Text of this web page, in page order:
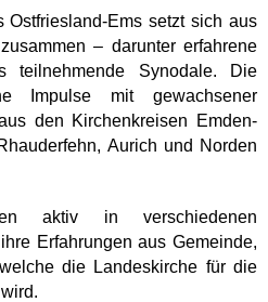
Ostfriesland-Ems setzt sich aus
– darunter erfahrene
teilnehmende Synodale. Die
Impulse mit gewachsener
den Kirchenkreisen Emden-
Aurich und Norden
aktiv in verschiedenen
Erfahrungen aus Gemeinde,
die Landeskirche für die